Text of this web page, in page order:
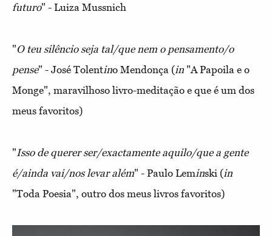
futuro" - Luiza Mussnich
"O teu silêncio seja tal/que nem o pensamento/o
pense" - José Tolentino Mendonça (in "A Papoila e o
Monge", maravilhoso livro-meditação e que é um dos
meus favoritos)
"Isso de querer ser/exactamente aquilo/que a gente
é/ainda vai/nos levar além" - Paulo Leminski (in
"Toda Poesia", outro dos meus livros favoritos)